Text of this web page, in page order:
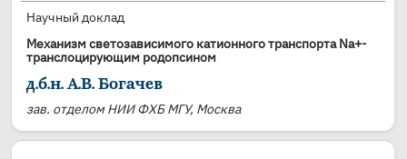
Научный доклад
Механизм светозависимого катионного транспорта Na+-
транслоцирующим родопсином
д.б.н. А.В. Богачев
зав. отделом НИИ ФХБ МГУ, Москва